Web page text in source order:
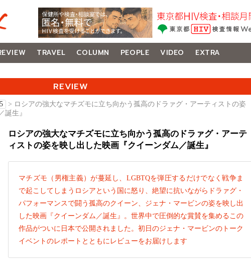
TRAVEL COLUMN PEOPLE VIDEO
EXTRA
REVIEW
> ロシアの強大なマチズモに立ち向かう孤高のドラァグ・アーティストの姿
誕生』
ロシアの強大なマチズモに立ち向かう孤高のドラァグ・アーテ
ィストの姿を映し出した映画『クイーンダム／誕生』
マチズモ（男権主義）が蔓延し、LGBTQを弾圧するだけでなく戦争ま
で起こしてしまうロシアという国に怒り、絶望に抗いながらドラァグ・
パフォーマンスで闘う孤高のクイーン、ジェナ・マービンの姿を映し出
した映画『クイーンダム／誕生』。世界中で圧倒的な賞賛を集めるこの
作品がついに日本で公開されました。初日のジェナ・マービンのトーク
イベントのレポートとともにレビューをお届けします